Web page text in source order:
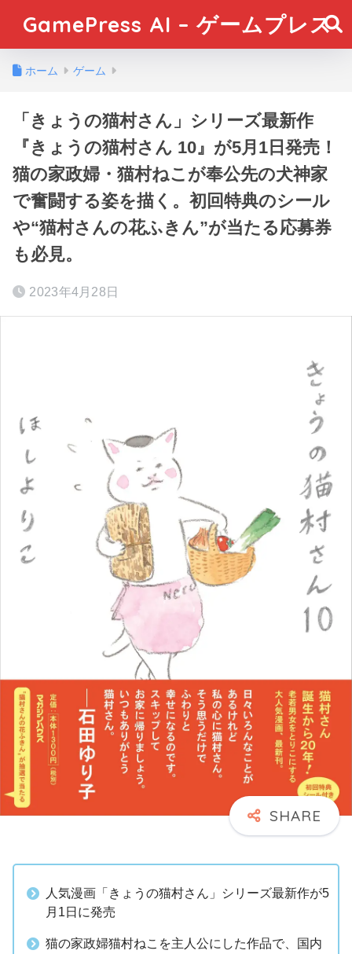
GamePress AI – ゲームプレス
ホーム ゲーム
「きょうの猫村さん」シリーズ最新作
『きょうの猫村さん 10』が5月1日発売！
猫の家政婦・猫村ねこが奉公先の犬神家
で奮闘する姿を描く。初回特典のシール
や“猫村さんの花ふきん”が当たる応募券
も必見。
2023年4月28日
人気漫画「きょうの猫村さん」シリーズ最新作が5
月1日に発売
猫の家政婦猫村ねこを主人公にした作品で、国内